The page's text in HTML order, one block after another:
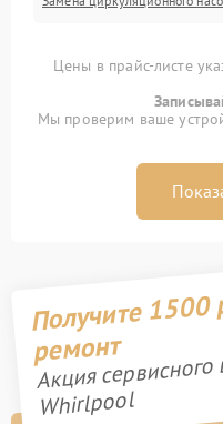
Цены в прайс-листе
Мы проверим ваше
Получите 1500
ремонт
Акция
Whirlpool